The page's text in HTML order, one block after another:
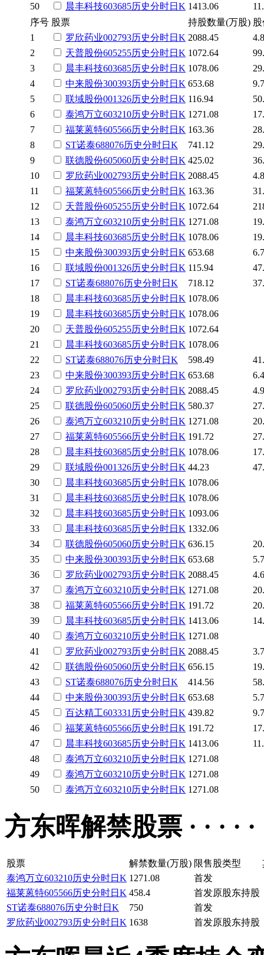
50
晨丰科技603685历史分时日K 1413.06
序号 股票 持股数量(万股)
1
罗欣药业002793历史分时日K 2088.45
2
天普股份605255历史分时日K 1072.64
3
晨丰科技603685历史分时日K 1078.06
4
中来股份300393历史分时日K 653.68
5
联域股份001326历史分时日K 116.94
6
泰鸿万立603210历史分时日K 1271.08
7
福莱蒽特605566历史分时日K 163.36
8
ST诺泰688076历史分时日K 741.12
9
联德股份605060历史分时日K 425.02
10
罗欣药业002793历史分时日K 2088.45
11
福莱蒽特605566历史分时日K 163.36
12
天普股份605255历史分时日K 1072.64
13
泰鸿万立603210历史分时日K 1271.08
14
晨丰科技603685历史分时日K 1078.06
15
中来股份300393历史分时日K 653.68
16
联域股份001326历史分时日K 115.94
17
ST诺泰688076历史分时日K 718.12
18
晨丰科技603685历史分时日K 1078.06
19
晨丰科技603685历史分时日K 1078.06
20
天普股份605255历史分时日K 1072.64
21
晨丰科技603685历史分时日K 1078.06
22
ST诺泰688076历史分时日K 598.49
23
中来股份300393历史分时日K 653.68
24
罗欣药业002793历史分时日K 2088.45
25
联德股份605060历史分时日K 580.37
26
泰鸿万立603210历史分时日K 1271.08
27
福莱蒽特605566历史分时日K 191.72
28
晨丰科技603685历史分时日K 1078.06
29
联域股份001326历史分时日K 44.23
30
晨丰科技603685历史分时日K 1078.06
31
晨丰科技603685历史分时日K 1078.06
32
晨丰科技603685历史分时日K 1093.06
33
晨丰科技603685历史分时日K 1332.06
34
联德股份605060历史分时日K 636.15
35
中来股份300393历史分时日K 653.68
36
罗欣药业002793历史分时日K 2088.45
37
泰鸿万立603210历史分时日K 1271.08
38
福莱蒽特605566历史分时日K 191.72
39
晨丰科技603685历史分时日K 1413.06
40
泰鸿万立603210历史分时日K 1271.08
41
罗欣药业002793历史分时日K 2088.45
42
联德股份605060历史分时日K 656.15
43
ST诺泰688076历史分时日K 414.56
44
中来股份300393历史分时日K 653.68
45
百达精工603331 历史分时日K 439.82
46
福莱蒽特605566历史分时日K 191.72
47
晨丰科技603685历史分时日K 1413.06
48
泰鸿万立603210历史分时日K 1271.08
49
泰鸿万立603210历史分时日K 1271.08
50
泰鸿万立603210历史分时日K 1271.08
方东晖解禁股票 · · · · ·
股票 解禁数量(万股) 限售股类型
泰鸿万立603210历史分时日K 1271.08
首发
福莱蒽特605566历史分时日K 458.4
首发原股东持股
ST诺泰688076历史分时日K 750
首发
罗欣药业002793历史分时日K 1638 首发原股东持股